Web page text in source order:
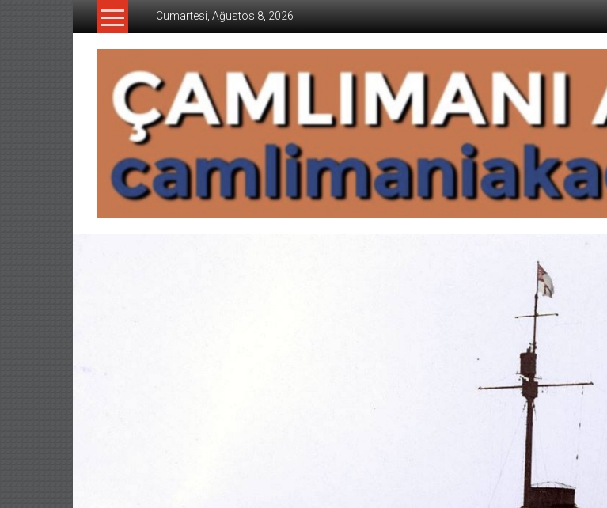
İçeriğe
Cumartesi, Ağustos 8, 2026
CAMLIMANI
AKADEMI